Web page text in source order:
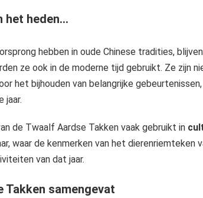
het heden...
hebben in oude Chinese tradities,
ze ook in de moderne tijd gebruikt. Ze zijn
het bijhouden van belangrijke
jaar.
de Twaalf Aardse Takken vaak gebruikt in
waar de kenmerken van het dierenriemteken
van dat jaar.
Takken samengevat